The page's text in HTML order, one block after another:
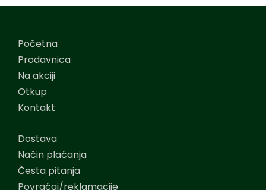
Početna
Prodavnica
Na akciji
Otkup
Kontakt
Dostava
Način plaćanja
Česta pitanja
Povraćaj/reklamacije